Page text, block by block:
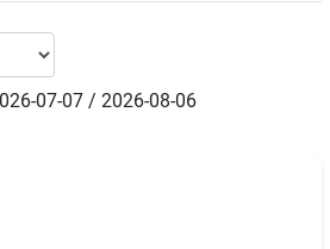
07-07 / 2026-08-06